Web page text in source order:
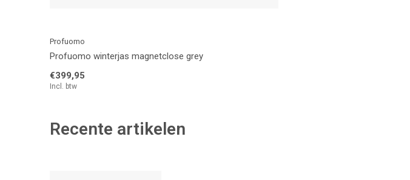
Profuomo
Profuomo winterjas magnetclose grey
€399,95
Incl. btw
Recente artikelen